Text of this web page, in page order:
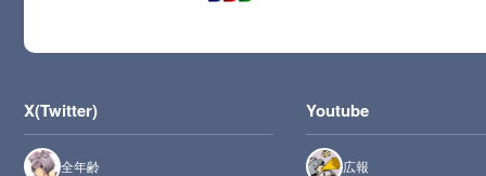
X(Twitter)
全年齢
Youtube
広報